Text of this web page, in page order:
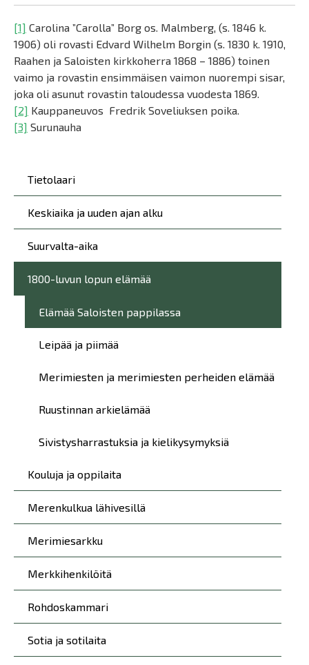
Päävalikko
Tietolaari
Keskiaika ja uuden ajan alku
Suurvalta-aika
1800-luvun lopun elämää
Elämää Saloisten pappilassa
Leipää ja piimää
Merimiesten ja merimiesten perheiden elämää
Ruustinnan arkielämää
Sivistysharrastuksia ja kielikysymyksiä
Kouluja ja oppilaita
Merenkulkua lähivesillä
Merimiesarkku
Merkkihenkilöitä
Rohdoskammari
Sotia ja sotilaita
[1] Carolina ”Carolla” Borg os. Malmberg, (s. 1846 k.
1906) oli rovasti Edvard Wilhelm Borgin (s. 1830 k. 1910,
Raahen ja Saloisten kirkkoherra 1868 – 1886) toinen
vaimo ja rovastin ensimmäisen vaimon nuorempi sisar,
joka oli asunut rovastin taloudessa vuodesta 1869.
[2] Kauppaneuvos Fredrik Soveliuksen poika.
[3] Surunauha